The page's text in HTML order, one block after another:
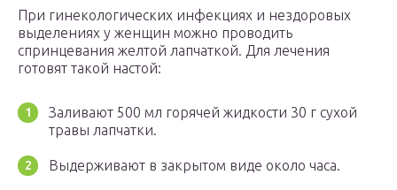
При гинекологических инфекциях и нездоровых
выделениях у женщин можно проводить
спринцевания желтой лапчаткой. Для лечения
готовят такой настой:
Заливают 500 мл горячей жидкости 30 г сухой
травы лапчатки.
Выдерживают в закрытом виде около часа.